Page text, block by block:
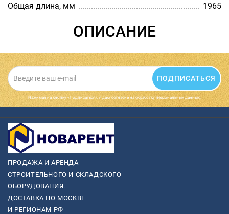
Общая длина, мм
1965
ОПИСАНИЕ
ПОДПИСАТЬСЯ
Нажимая на кнопку «Подписаться», я даю cогласие на обработку персональных данных.
ПРОДАЖА И АРЕНДА
СТРОИТЕЛЬНОГО И СКЛАДСКОГО
ОБОРУДОВАНИЯ.
ДОСТАВКА ПО МОСКВЕ
И РЕГИОНАМ РФ